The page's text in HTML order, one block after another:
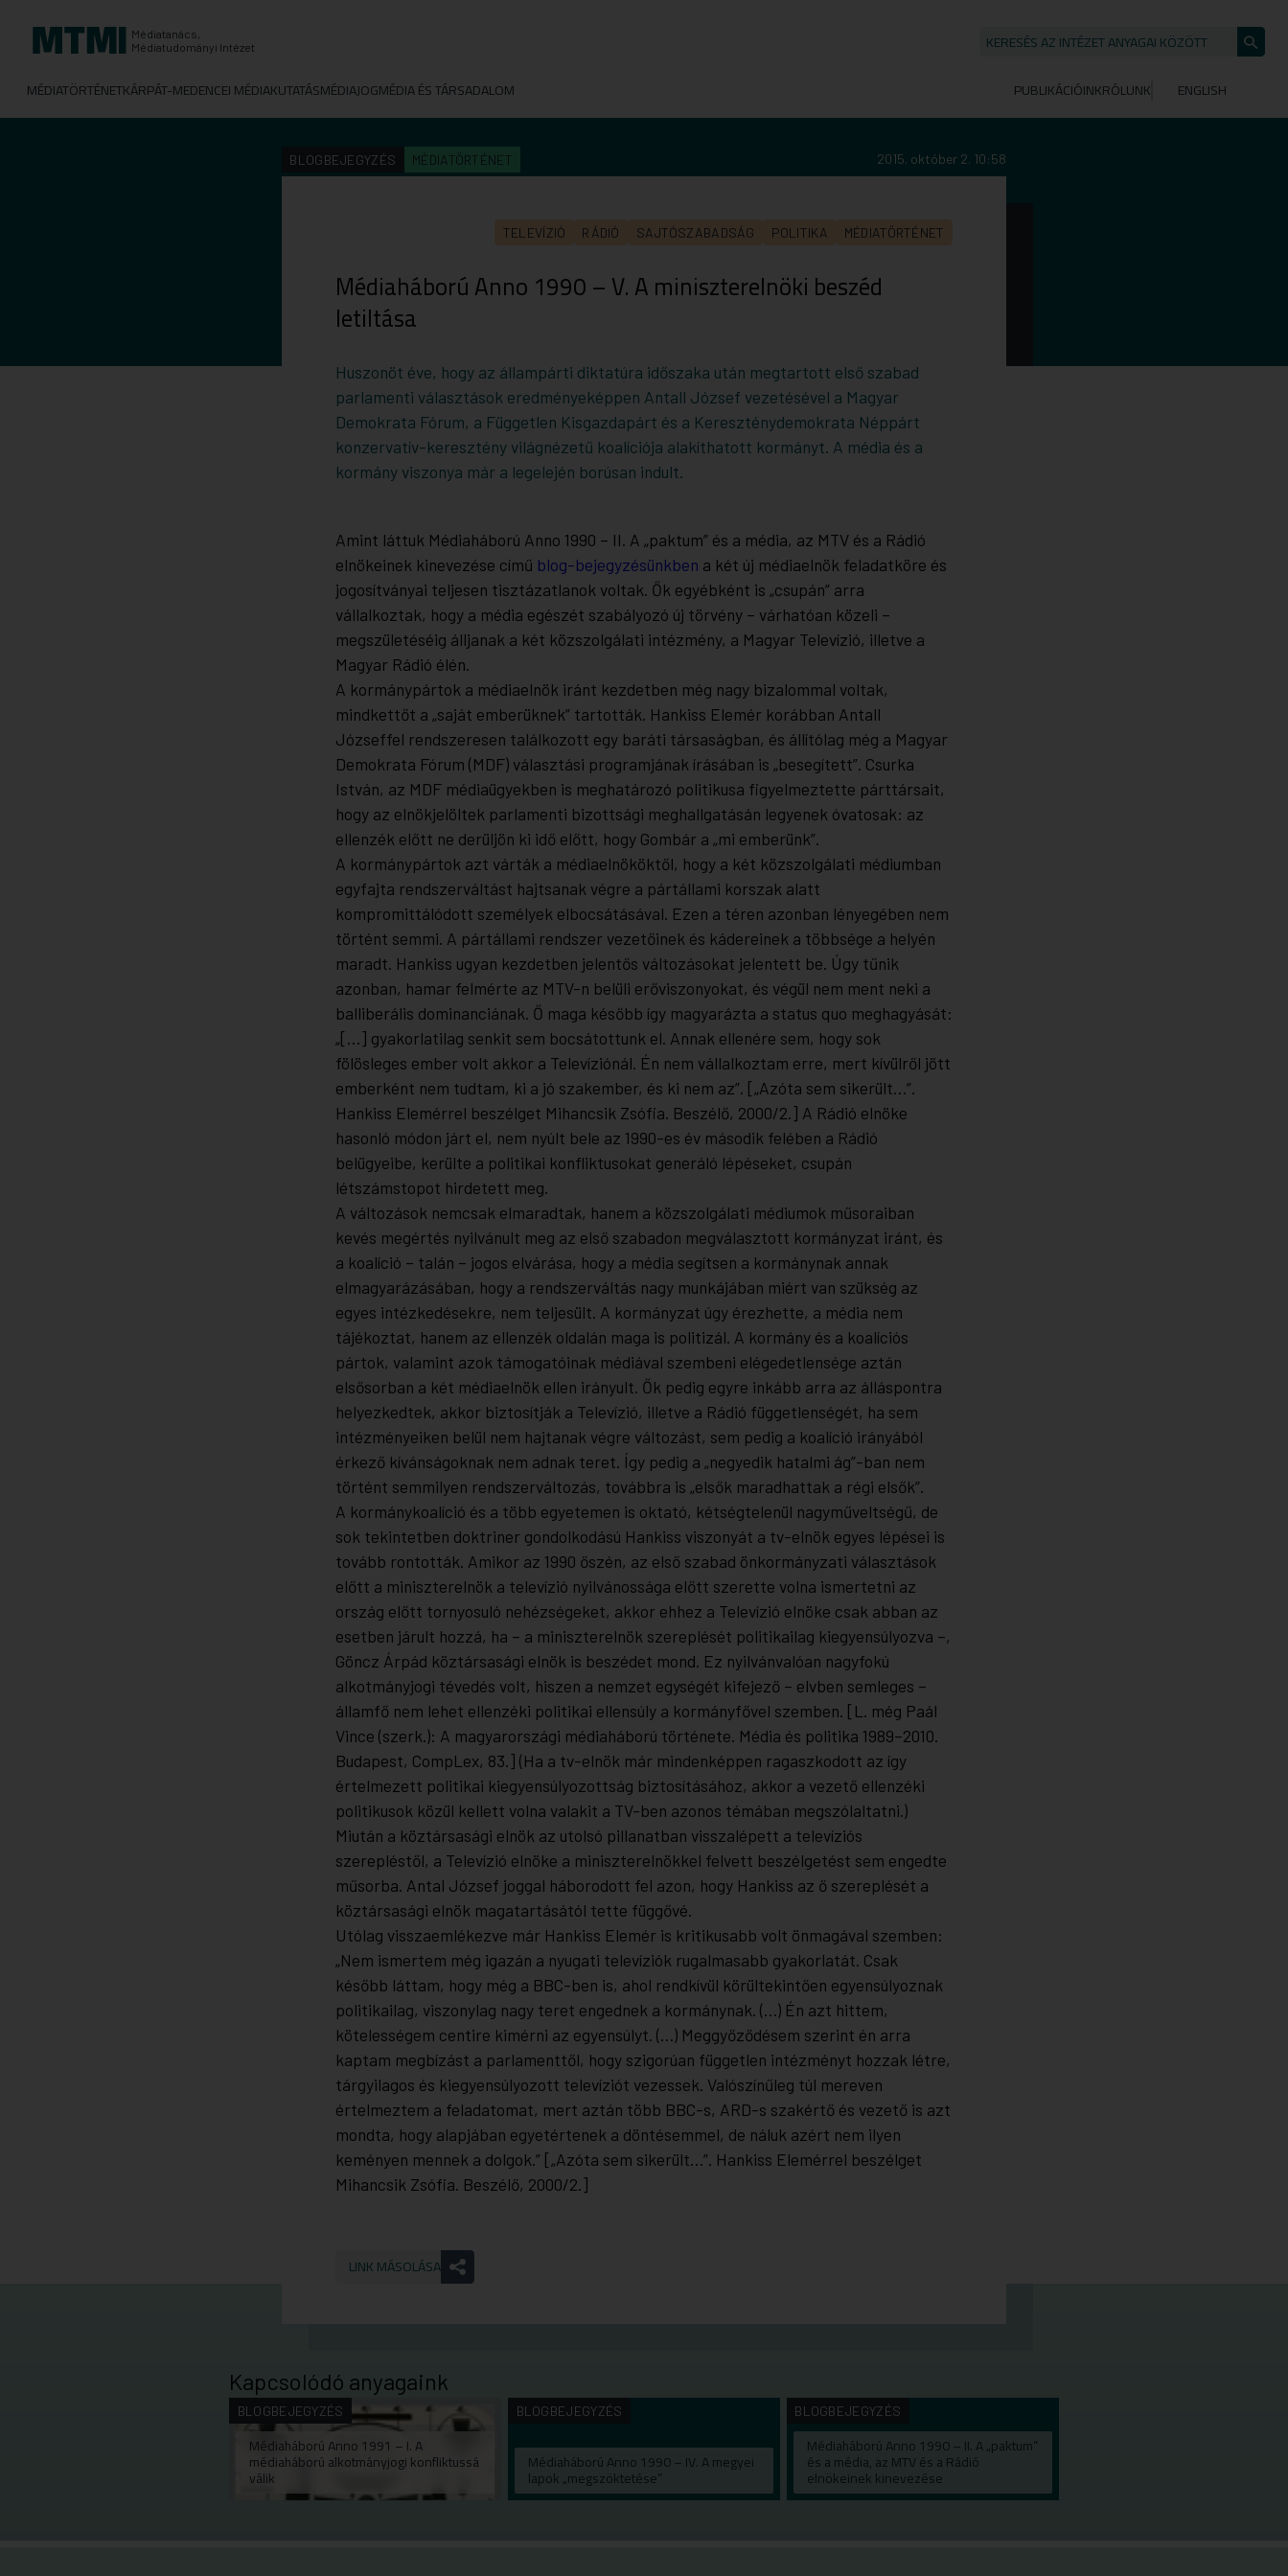
Médiatanács,
Médiatudományi Intézet
KERESÉS AZ INTÉZET ANYAGAI KÖZÖTT
indítása
MÉDIATÖRTÉNETKÁRPÁT-MEDENCEI MÉDIAKUTATÁSMÉDIAJOGMÉDIA ÉS TÁRSADALOM PUBLIKÁCIÓINKRÓLUNK ENGLISH
BLOGBEJEGYZÉS MÉDIATÖRTÉNET 2015. október 2. 10:58
TELEVÍZIÓ RÁDIÓ SAJTÓSZABADSÁG POLITIKA MÉDIATÖRTÉNET
Médiaháború Anno 1990 – V. A miniszterelnöki beszéd
letiltása
Huszonöt éve, hogy az állampárti diktatúra időszaka után megtartott első szabad
parlamenti választások eredményeképpen Antall József vezetésével a Magyar
Demokrata Fórum, a Független Kisgazdapárt és a Kereszténydemokrata Néppárt
konzervatív-keresztény világnézetű koalíciója alakíthatott kormányt. A média és a
kormány viszonya már a legelején borúsan indult.
Amint láttuk Médiaháború Anno 1990 – II. A „paktum” és a média, az MTV és a Rádió
elnökeinek kinevezése című blog-bejegyzésünkben a két új médiaelnök feladatköre és
jogosítványai teljesen tisztázatlanok voltak. Ők egyébként is „csupán” arra
vállalkoztak, hogy a média egészét szabályozó új törvény – várhatóan közeli –
megszületéséig álljanak a két közszolgálati intézmény, a Magyar Televízió, illetve a
Magyar Rádió élén.
A kormánypártok a médiaelnök iránt kezdetben még nagy bizalommal voltak,
mindkettőt a „saját emberüknek” tartották. Hankiss Elemér korábban Antall
Józseffel rendszeresen találkozott egy baráti társaságban, és állítólag még a Magyar
Demokrata Fórum (MDF) választási programjának írásában is „besegített”. Csurka
István, az MDF médiaügyekben is meghatározó politikusa figyelmeztette párttársait,
hogy az elnökjelöltek parlamenti bizottsági meghallgatásán legyenek óvatosak: az
ellenzék előtt ne derüljön ki idő előtt, hogy Gombár a „mi emberünk”.
A kormánypártok azt várták a médiaelnököktől, hogy a két közszolgálati médiumban
egyfajta rendszerváltást hajtsanak végre a pártállami korszak alatt
kompromittálódott személyek elbocsátásával. Ezen a téren azonban lényegében nem
történt semmi. A pártállami rendszer vezetőinek és kádereinek a többsége a helyén
maradt. Hankiss ugyan kezdetben jelentős változásokat jelentett be. Úgy tűnik
azonban, hamar felmérte az MTV-n belüli erőviszonyokat, és végül nem ment neki a
balliberális dominanciának. Ő maga később így magyarázta a status quo meghagyását:
„[…] gyakorlatilag senkit sem bocsátottunk el. Annak ellenére sem, hogy sok
fölösleges ember volt akkor a Televíziónál. Én nem vállalkoztam erre, mert kívülről jött
emberként nem tudtam, ki a jó szakember, és ki nem az”. [„Azóta sem sikerült…”.
Hankiss Elemérrel beszélget Mihancsik Zsófia. Beszélő, 2000/2.] A Rádió elnöke
hasonló módon járt el, nem nyúlt bele az 1990-es év második felében a Rádió
belügyeibe, kerülte a politikai konfliktusokat generáló lépéseket, csupán
létszámstopot hirdetett meg.
A változások nemcsak elmaradtak, hanem a közszolgálati médiumok műsoraiban
kevés megértés nyilvánult meg az első szabadon megválasztott kormányzat iránt, és
a koalíció – talán – jogos elvárása, hogy a média segítsen a kormánynak annak
elmagyarázásában, hogy a rendszerváltás nagy munkájában miért van szükség az
egyes intézkedésekre, nem teljesült. A kormányzat úgy érezhette, a média nem
tájékoztat, hanem az ellenzék oldalán maga is politizál. A kormány és a koalíciós
pártok, valamint azok támogatóinak médiával szembeni elégedetlensége aztán
elsősorban a két médiaelnök ellen irányult. Ők pedig egyre inkább arra az álláspontra
helyezkedtek, akkor biztosítják a Televízió, illetve a Rádió függetlenségét, ha sem
intézményeiken belül nem hajtanak végre változást, sem pedig a koalíció irányából
érkező kívánságoknak nem adnak teret. Így pedig a „negyedik hatalmi ág”-ban nem
történt semmilyen rendszerváltozás, továbbra is „elsők maradhattak a régi elsők”.
A kormánykoalíció és a több egyetemen is oktató, kétségtelenül nagyműveltségű, de
sok tekintetben doktriner gondolkodású Hankiss viszonyát a tv-elnök egyes lépései is
tovább rontották. Amikor az 1990 őszén, az első szabad önkormányzati választások
előtt a miniszterelnök a televízió nyilvánossága előtt szerette volna ismertetni az
ország előtt tornyosuló nehézségeket, akkor ehhez a Televízió elnöke csak abban az
esetben járult hozzá, ha – a miniszterelnök szereplését politikailag kiegyensúlyozva –,
Göncz Árpád köztársasági elnök is beszédet mond. Ez nyilvánvalóan nagyfokú
alkotmányjogi tévedés volt, hiszen a nemzet egységét kifejező – elvben semleges –
államfő nem lehet ellenzéki politikai ellensúly a kormányfővel szemben. [L. még Paál
Vince (szerk.): A magyarországi médiaháború története. Média és politika 1989–2010.
Budapest, CompLex, 83.] (Ha a tv-elnök már mindenképpen ragaszkodott az így
értelmezett politikai kiegyensúlyozottság biztosításához, akkor a vezető ellenzéki
politikusok közül kellett volna valakit a TV-ben azonos témában megszólaltatni.)
Miután a köztársasági elnök az utolsó pillanatban visszalépett a televíziós
szerepléstől, a Televízió elnöke a miniszterelnökkel felvett beszélgetést sem engedte
műsorba. Antal József joggal háborodott fel azon, hogy Hankiss az ő szereplését a
köztársasági elnök magatartásától tette függővé.
Utólag visszaemlékezve már Hankiss Elemér is kritikusabb volt önmagával szemben:
„Nem ismertem még igazán a nyugati televíziók rugalmasabb gyakorlatát. Csak
később láttam, hogy még a BBC-ben is, ahol rendkívül körültekintően egyensúlyoznak
politikailag, viszonylag nagy teret engednek a kormánynak. (…) Én azt hittem,
kötelességem centire kimérni az egyensúlyt. (…) Meggyőződésem szerint én arra
kaptam megbízást a parlamenttől, hogy szigorúan független intézményt hozzak létre,
tárgyilagos és kiegyensúlyozott televíziót vezessek. Valószínűleg túl mereven
értelmeztem a feladatomat, mert aztán több BBC-s, ARD-s szakértő és vezető is azt
mondta, hogy alapjában egyetértenek a döntésemmel, de náluk azért nem ilyen
keményen mennek a dolgok.” [„Azóta sem sikerült…”. Hankiss Elemérrel beszélget
Mihancsik Zsófia. Beszélő, 2000/2.]
LINK MÁSOLÁSA
Kapcsolódó anyagaink
BLOGBEJEGYZÉS
Médiaháború Anno 1991 – I. A
médiaháború alkotmányjogi konfliktussá
válik
BLOGBEJEGYZÉS
Médiaháború Anno 1990 – IV. A megyei
lapok „megszöktetése”
BLOGBEJEGYZÉS
Médiaháború Anno 1990 – II. A „paktum”
és a média, az MTV és a Rádió
elnökeinek kinevezése